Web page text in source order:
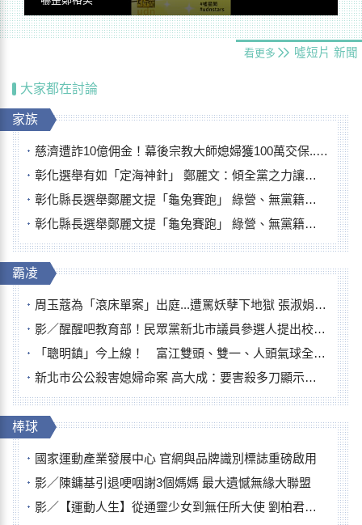
看更多 噓短片 新聞
大家都在討論
家族
慈濟遭詐10億佣金！幕後宗教大師媳婦獲100萬交保...快步奔離不發一語
彰化選舉有如「定海神針」 鄭麗文：傾全黨之力讓彰化贏
彰化縣長選舉鄭麗文提「龜兔賽跑」 綠營、無黨籍忙否認是烏龜
彰化縣長選舉鄭麗文提「龜兔賽跑」 綠營、無黨籍忙否認是烏龜
霸凌
周玉蔻為「滾床單案」出庭...遭罵妖孽下地獄 張淑娟批：舌頭殺人有罪
影／醒醒吧教育部！民眾黨新北市議員參選人提出校園反毒防線升級政見
「聰明鎮」今上線！ 富江雙頭、雙一、人頭氣球全登場
新北市公公殺害媳婦命案 高大成：要害殺多刀顯示怨恨深
棒球
國家運動產業發展中心 官網與品牌識別標誌重磅啟用
影／陳鏞基引退哽咽謝3個媽媽 最大遺憾無緣大聯盟
影／【運動人生】從通靈少女到無任所大使 劉柏君女裁判人生國際發光